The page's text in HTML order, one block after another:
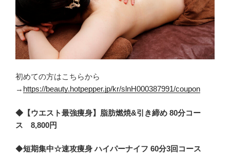
初めての方はこちらから
→ https://beauty.hotpepper.jp/kr/slnH000387991/coupon
◆【ウエスト最強痩身】脂肪燃焼&引き締め 80分コー
ス 8,800円
◆短期集中☆速攻痩身 ハイパーナイフ 60分3回コース